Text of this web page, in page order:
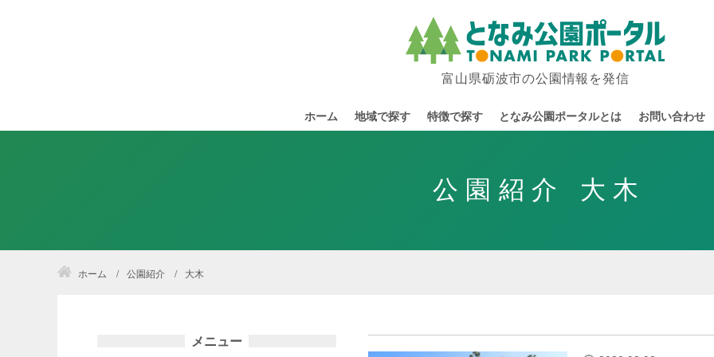
富山県砺波市の公園情報を発信
ホーム 地域で探す 特徴で探す となみ公園ポータルとは お問い合わせ
公園紹介 大木
ホーム 公園紹介 大木
メニュー